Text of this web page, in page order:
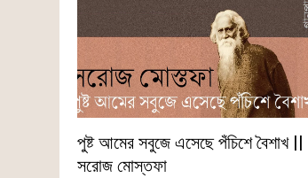
পুষ্ট আমের সবুজে এসেছে পঁচিশে বৈশাখ ||
সরোজ মোস্তফা